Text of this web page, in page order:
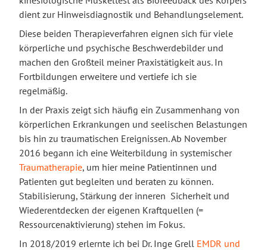
dient zur Hinweisdiagnostik und Behandlungselement.
Diese beiden Therapieverfahren eignen sich für viele
körperliche und psychische Beschwerdebilder und
machen den Großteil meiner Praxistätigkeit aus. In
Fortbildungen erweitere und vertiefe ich sie
regelmäßig.
In der Praxis zeigt sich häufig ein Zusammenhang von
körperlichen Erkrankungen und seelischen Belastungen
bis hin zu traumatischen Ereignissen. Ab November
2016 begann ich eine Weiterbildung in systemischer
Traumatherapie, um hier meine Patientinnen und
Patienten gut begleiten und beraten zu können.
Stabilisierung, Stärkung der inneren Sicherheit und
Wiederentdecken der eigenen Kraftquellen (=
Ressourcenaktivierung) stehen im Fokus.
In 2018/2019 erlernte ich bei Dr. Inge Grell EMDR und